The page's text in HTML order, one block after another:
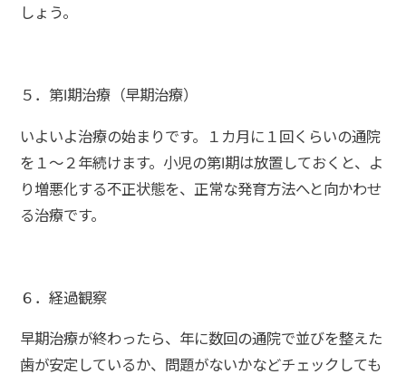
しょう。
５．第Ⅰ期治療（早期治療）
いよいよ治療の始まりです。１カ月に１回くらいの通院
を１～２年続けます。小児の第Ⅰ期は放置しておくと、よ
り増悪化する不正状態を、正常な発育方法へと向かわせ
る治療です。
６．経過観察
早期治療が終わったら、年に数回の通院で並びを整えた
歯が安定しているか、問題がないかなどチェックしても